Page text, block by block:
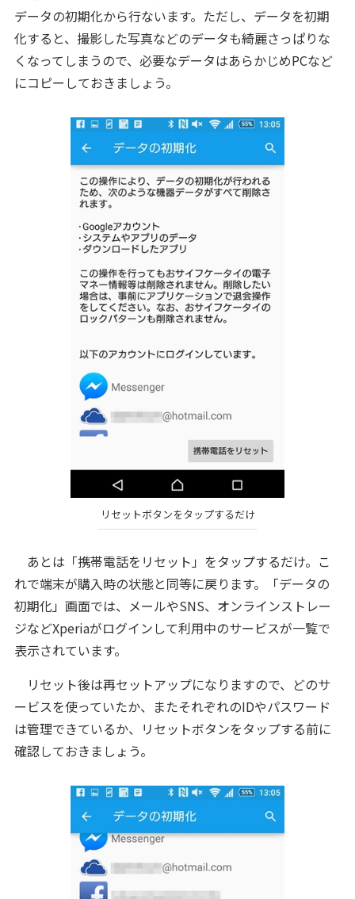
データの初期化から行ないます。ただし、データを初期
化すると、撮影した写真などのデータも綺麗さっぱりな
くなってしまうので、必要なデータはあらかじめPCなど
にコピーしておきましょう。
リセットボタンをタップするだけ
あとは「携帯電話をリセット」をタップするだけ。こ
れで端末が購入時の状態と同等に戻ります。「データの
初期化」画面では、メールやSNS、オンラインストレー
ジなどXperiaがログインして利用中のサービスが一覧で
表示されています。
リセット後は再セットアップになりますので、どのサ
ービスを使っていたか、またそれぞれのIDやパスワード
は管理できているか、リセットボタンをタップする前に
確認しておきましょう。